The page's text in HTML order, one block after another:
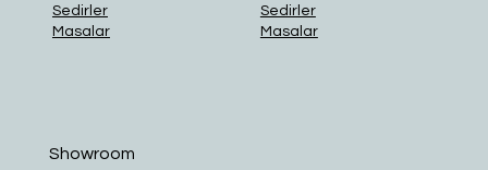
Showroom
Sedirler
Masalar
Sedirler
Masalar